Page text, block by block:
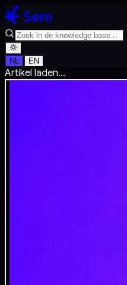
NL EN
Artikel laden...